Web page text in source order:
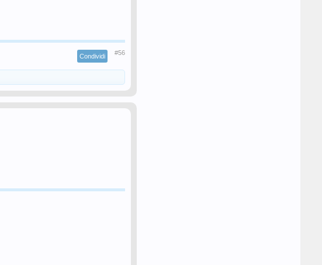
Condividi #56